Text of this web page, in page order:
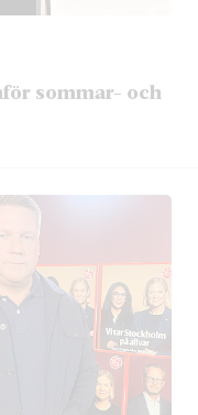
sommar- och